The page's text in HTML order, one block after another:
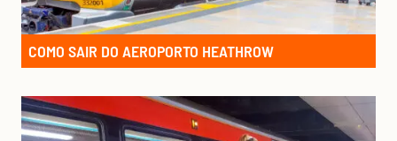
COMO SAIR DO AEROPORTO HEATHROW